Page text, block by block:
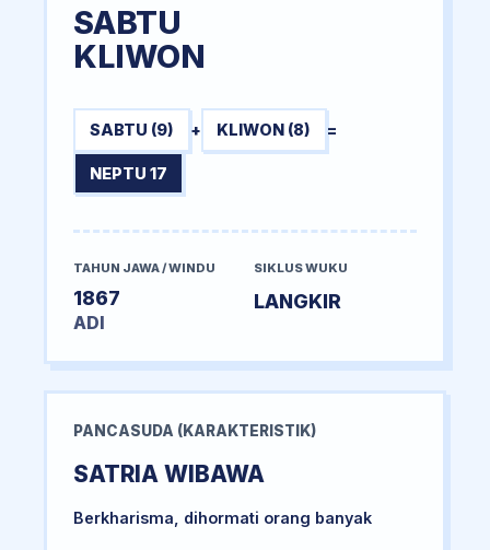
SABTU
KLIWON
SABTU (9) + KLIWON (8) =
NEPTU 17
TAHUN JAWA / WINDU
1867
ADI
SIKLUS WUKU
LANGKIR
PANCASUDA (KARAKTERISTIK)
SATRIA WIBAWA
Berkharisma, dihormati orang banyak